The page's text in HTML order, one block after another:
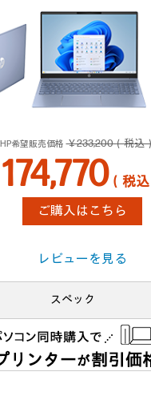
HP希望販売価格 ￥233,200（税込
174,770 （税
ご購入はこちら
レビューを見る
スペック